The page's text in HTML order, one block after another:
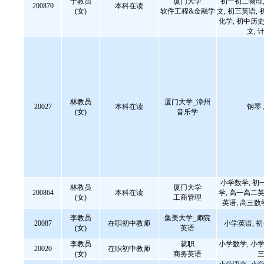
200870
(女)
本科在读
软件工程&金融学 文, 初三英语,
化学, 初中历
文,
20027
林教员
(女)
本科在读
厦门大学_漳州
音乐学
钢琴
200864
林教员
(女)
本科在读
厦门大学
工商管理
小学数学, 初
学, 高一高二
英语, 高三数
20087
李教员
(女)
在职初中教师
集美大学_师院
英语
小学英语,
20020
李教员
(女)
在职初中教师
就职
商务英语
小学数学, 小